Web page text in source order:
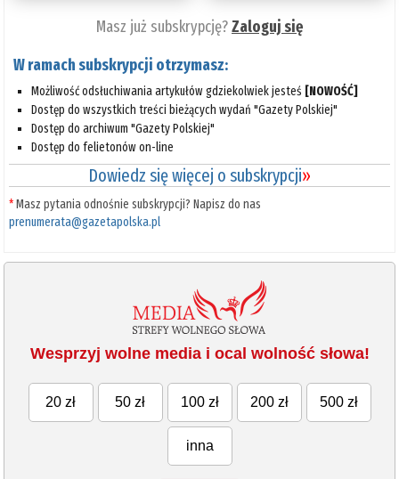
Masz już subskrypcję?Zaloguj się
W ramach subskrypcji otrzymasz:
Możliwość odsłuchiwania artykułów gdziekolwiek jesteś [NOWOŚĆ]
Dostęp do wszystkich treści bieżących wydań "Gazety Polskiej"
Dostęp do archiwum "Gazety Polskiej"
Dostęp do felietonów on-line
Dowiedz się więcej o subskrypcji»
*Masz pytania odnośnie subskrypcji? Napisz do nas
prenumerata@gazetapolska.pl
Wesprzyj wolne media i ocal wolność słowa!
20 zł 50 zł 100 zł 200 zł 500 zł
inna